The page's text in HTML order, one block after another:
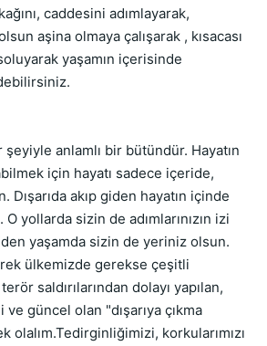
caddesini adımlayarak,
aşina olmaya çalışarak , kısacası
soluyarak yaşamın içerisinde
anlamlı bir bütündür. Hayatın
için hayatı sadece içeride,
Dışarıda akıp giden hayatın içinde
yollarda sizin de adımlarınızın izi
yaşamda sizin de yeriniz olsun.
ülkemizde gerekse çeşitli
saldırılarından dolayı yapılan,
güncel olan "dışarıya çıkma
olalım.Tedirginliğimizi, korkularımızı